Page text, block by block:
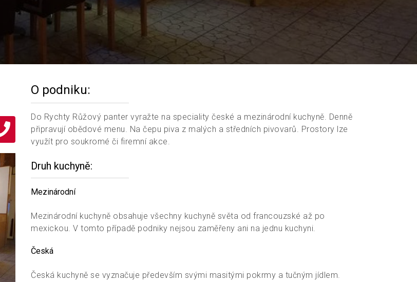
O podniku:
Do Rychty Růžový panter vyražte na speciality české a mezinárodní kuchyně. Denně
připravují obědové menu. Na čepu piva z malých a středních pivovarů. Prostory lze
využít pro soukromé či firemní akce.
Druh kuchyně
Mezinárodní
Mezinárodní kuchyně obsahuje všechny kuchyně světa od francouzské až po
mexickou. V tomto případě podniky nejsou zaměřeny ani na jednu kuchyni.
Česká
Česká kuchyně se vyznačuje především svými masitými pokrmy a tučným jídlem.